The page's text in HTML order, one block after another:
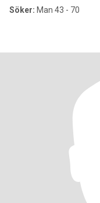
Söker: Man 43 - 70